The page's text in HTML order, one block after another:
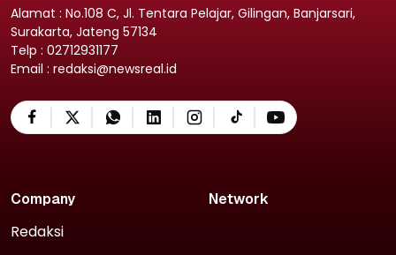
Alamat : No.108 C, Jl. Tentara Pelajar, Gilingan, Banjarsari,
Surakarta, Jateng 57134
Telp : 02712931177
Email : redaksi@newsreal.id
Company
Redaksi
Network